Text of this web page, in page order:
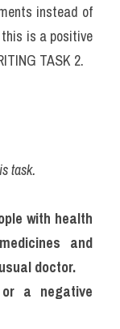
instead of
is a positive
TASK 2.
task.
with health
and
doctor.
a negative